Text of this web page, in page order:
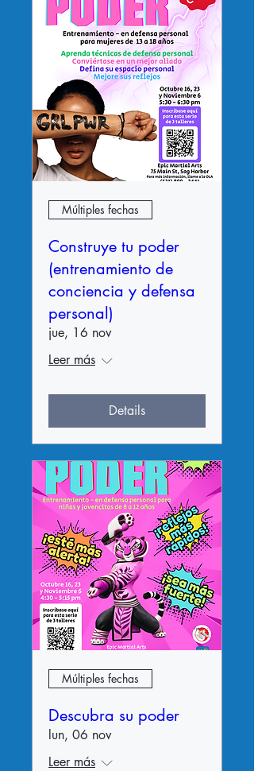
Múltiples fechas
Construye tu poder
(entrenamiento de
conciencia y defensa
personal)
jue, 16 nov
Leer más
Details
Múltiples fechas
Descubra su poder
lun, 06 nov
Leer más